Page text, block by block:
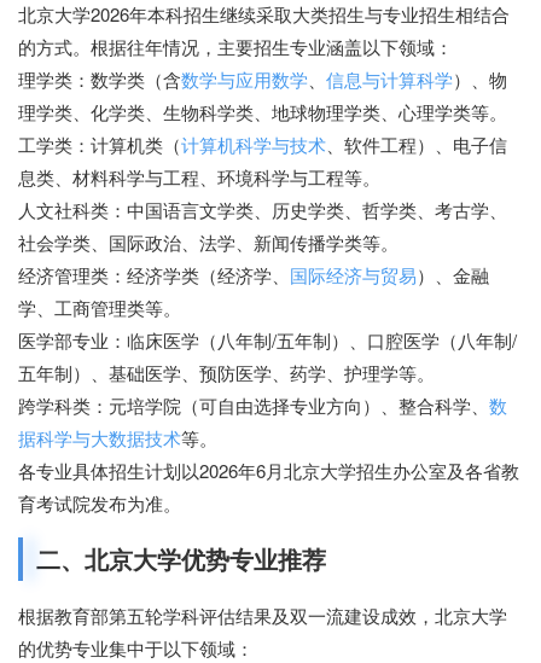
北京大学2026年本科招生继续采取大类招生与专业招生相结合
的方式。根据往年情况，主要招生专业涵盖以下领域：
理学类：数学类（含数学与应用数学、 信息与计算科学）、物
理学类、化学类、生物科学类、地球物理学类、心理学类等。
工学类：计算机类（计算机科学与技术、软件工程）、电子信
息类、材料科学与工程、环境科学与工程等。
人文社科类：中国语言文学类、历史学类、哲学类、考古学、
社会学类、国际政治、法学、新闻传播学类等。
经济管理类：经济学类（经济学、 国际经济与贸易）、金融
学、工商管理类等。
医学部专业：临床医学（八年制/五年制）、口腔医学（八年制/
五年制）、基础医学、预防医学、药学、护理学等。
跨学科类：元培学院（可自由选择专业方向）、整合科学、 数
据科学与大数据技术等。
各专业具体招生计划以2026年6月北京大学招生办公室及各省教
育考试院发布为准。
二、北京大学优势专业推荐
根据教育部第五轮学科评估结果及双一流建设成效，北京大学
的优势专业集中于以下领域：